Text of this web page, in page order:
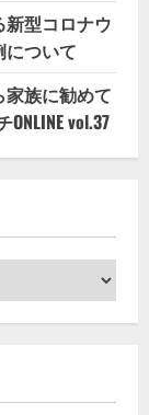
新型コロナウ
ついて
家族に勧めて
vol.37